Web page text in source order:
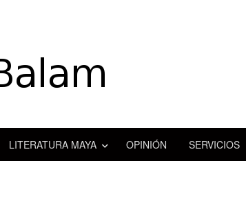
LITERATURA MAYA OPINIÓN SERVICIOS